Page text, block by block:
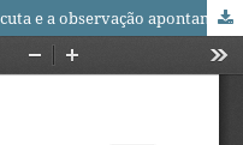
O que nos dizem as crianças? A escuta e a observação apontando direções